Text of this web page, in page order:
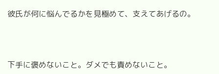
彼氏が何に悩んでるかを見極めて、支えてあげるの。
下手に褒めないこと。ダメでも責めないこと。